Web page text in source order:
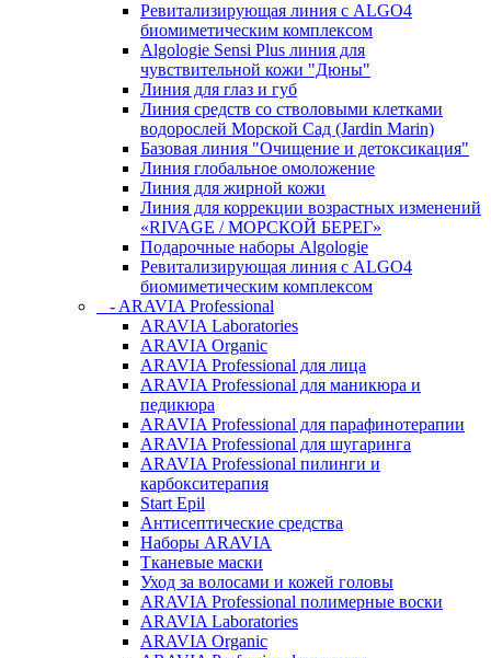
Ревитализирующая линия с ALGO4
биомиметическим комплексом
Algologie Sensi Plus линия для
чувcтвительной кожи "Дюны"
Линия для глаз и губ
Линия средств со стволовыми клетками
водорослей Морской Сад (Jardin Marin)
Базовая линия "Очищение и детоксикация"
Линия глобальное омоложение
Линия для жирной кожи
Линия для коррекции возрастных изменений
«RIVAGE / МОРСКОЙ БЕРЕГ»
Подарочные наборы Algologie
Ревитализирующая линия с ALGO4
биомиметическим комплексом
- ARAVIA Professional
ARAVIA Laboratories
ARAVIA Organic
ARAVIA Professional для лица
ARAVIA Professional для маникюра и
педикюра
ARAVIA Professional для парафинотерапии
ARAVIA Professional для шугаринга
ARAVIA Professional пилинги и
карбокситерапия
Start Epil
Антисептические средства
Наборы ARAVIA
Тканевые маски
Уход за волосами и кожей головы
ARAVIA Professional полимерные воски
ARAVIA Laboratories
ARAVIA Organic